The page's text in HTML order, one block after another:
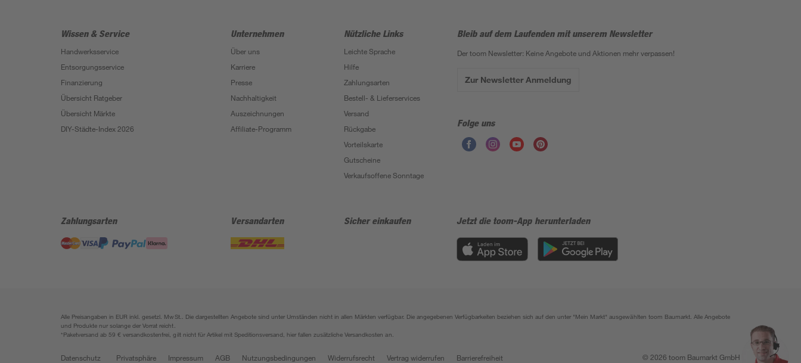
Wissen & Service
Handwerksservice
Entsorgungsservice
Finanzierung
Übersicht Ratgeber
Übersicht Märkte
DIY-Städte-Index 2026
Unternehmen
Über uns
Karriere
Presse
Nachhaltigkeit
Auszeichnungen
Affiliate-Programm
Nützliche Links
Leichte Sprache
Hilfe
Zahlungsarten
Bestell- & Lieferservices
Versand
Rückgabe
Vorteilskarte
Gutscheine
Verkaufsoffene Sonntage
Bleib auf dem Laufenden mit unserem Newsletter
Der toom Newsletter: Keine Angebote und Aktionen mehr verpassen!
Zur Newsletter Anmeldung
Folge uns
Zahlungsarten Versandarten Sicher einkaufen Jetzt die toom-App herunterladen
Alle Preisangaben in EUR inkl. gesetzl. MwSt.. Die dargestellten Angebote sind unter Umständen nicht in allen Märkten verfügbar. Die angegebenen Verfügbarkeiten beziehen sich auf den unter "Mein Markt" ausgewählten toom Baumarkt. Alle Angebote
und Produkte nur solange der Vorrat reicht.
*Paketversand ab 59 € versandkostenfrei, gilt nicht für Artikel mit Speditionsversand, hier fallen zusätzliche Versandkosten an.
Datenschutz Privatsphäre Impressum AGB Nutzungsbedingungen Widerrufsrecht Vertrag widerrufen Barrierefreiheit © 2026 toom Baumarkt GmbH